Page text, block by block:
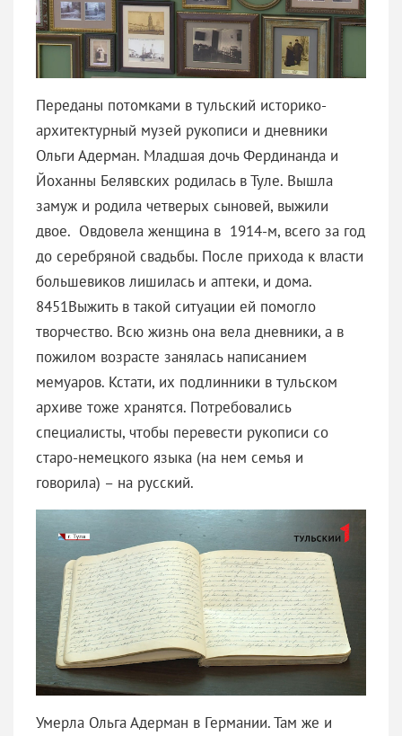
Переданы потомками в тульский историко-
архитектурный музей рукописи и дневники
Ольги Адерман. Младшая дочь Фердинанда и
Йоханны Белявских родилась в Туле. Вышла
замуж и родила четверых сыновей, выжили
двое. Овдовела женщина в 1914-м, всего за год
до серебряной свадьбы. После прихода к власти
большевиков лишилась и аптеки, и дома.
8451Выжить в такой ситуации ей помогло
творчество. Всю жизнь она вела дневники, а в
пожилом возрасте занялась написанием
мемуаров. Кстати, их подлинники в тульском
архиве тоже хранятся. Потребовались
специалисты, чтобы перевести рукописи со
старо-немецкого языка (на нем семья и
говорила) – на русский.
Умерла Ольга Адерман в Германии. Там же и